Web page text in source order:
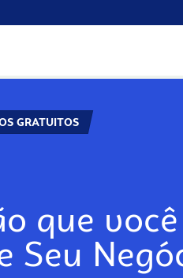
GRATUITOS
que
Seu